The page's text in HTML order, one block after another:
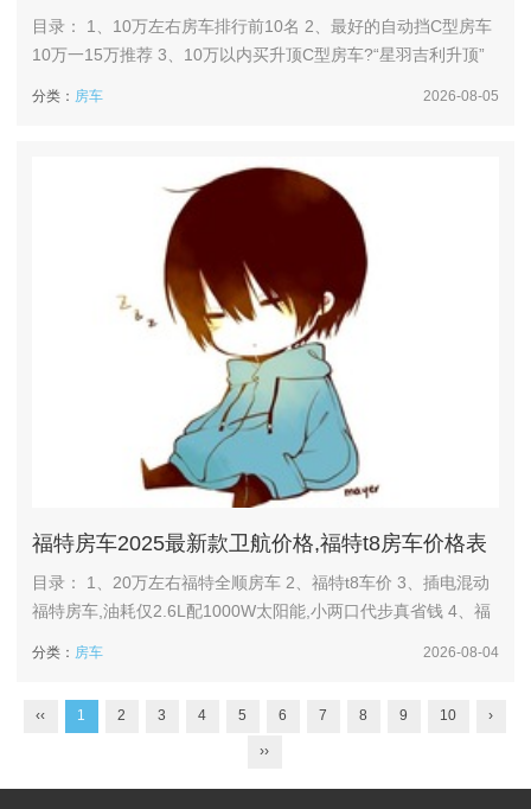
目录： 1、10万左右房车排行前10名 2、最好的自动挡C型房车
10万一15万推荐 3、10万以内买升顶C型房车?“星羽吉利升顶”
布局实用、动力稳定，日常驾驶灵活...
分类： 房车 2026-08-05
福特房车2025最新款卫航价格,福特t8房车价格表
目录： 1、20万左右福特全顺房车 2、福特t8车价 3、插电混动
福特房车,油耗仅2.6L配1000W太阳能,小两口代步真省钱 4、福
型房车和卫航福特全顺V362二手房车。高标福特新全顺B型房车
指导价18万起，它基于...
分类： 房车 2026-08-04
‹‹ 1 2 3 4 5 6 7 8 9 10 ›
››